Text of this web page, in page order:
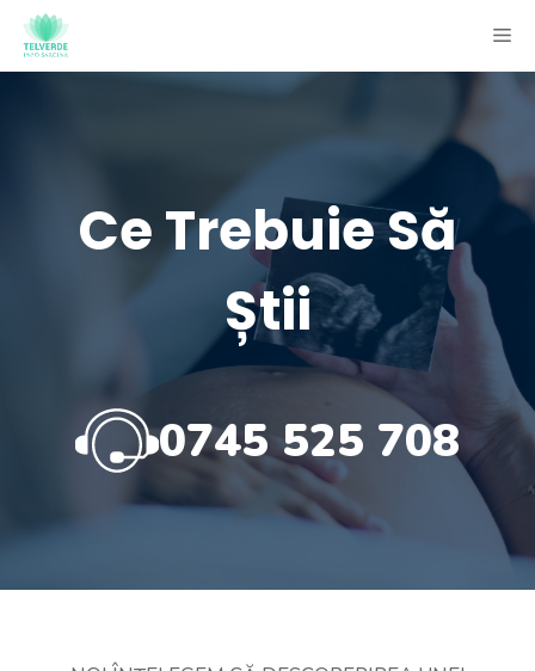
Skip
content
Ce Trebuie Să
Știi
0745 525 708